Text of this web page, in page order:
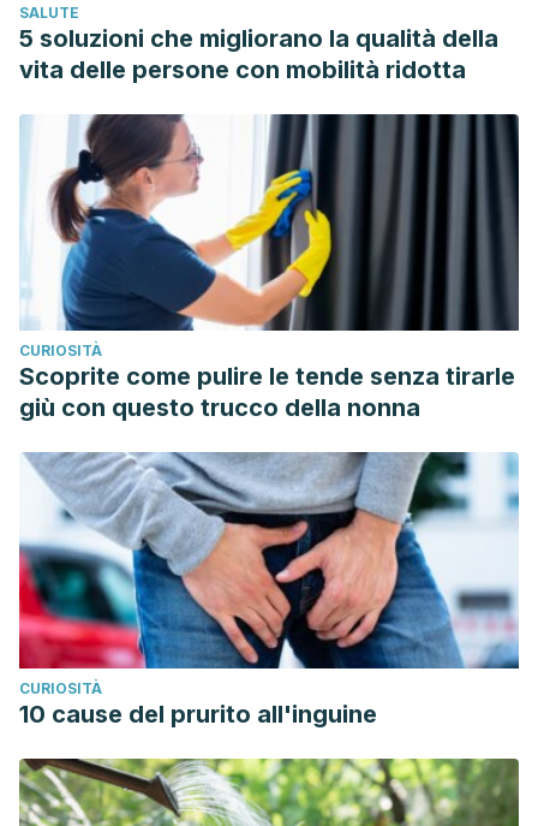
999.
Bedolla-Barajas M, Valdez-López F, Arceo-Barba J, et al.
Frecuencia de sensibilización a pólenes de la subclase
Rosidae en pacientes con alergia respiratoria. Revista
Alergia México. 2014; 61(4): 327-335.
Calzada Ricote D. Alergia al polen de olivo: potencial
terapéutico de péptidos definidos a partir de su alérgeno
principal, Ole e 1. Madrid: Universidad Complutense, 2015.
Cosmes Martín P, Moreno Ancillo A, Domínguez Noche C,
et al. Sensibilización a polen de castaño y polinosis en el
norte de Extremadura. Allergologia et Immunopathologia.
2005; 33(3):145 – 150.
Galindo H, Girón K, Pedroza A. Reacciones cruzadas.
Alergia, abedul y alimentos. Alergia, asma e Inmunología
pediátrica. 2007; 16(1): 25-28.
Gastaminza Lasarte G. Alergia al polen de pino: ¿solo en
Euskadi? Sancho El Sabio. 2003: 18: 105-118.
González-Mancebo E González de Olano D, Trujillo M, et
al. Prevalence of sensitization to lipid transfer proteins and
profi lins in a population of 430 patients in the south of
Madrid. J Investig Allergol Clin Immunol. 2011; 21(4): 278-
282.
Nitiu1 D, Mallo A, Medina I, Parisi C. Atlas de pólenes
alergénicos de Buenos Aires, Argentina. Archivos de
SALUTE
5 soluzioni che migliorano la qualità della
vita delle persone con mobilità ridotta
CURIOSITÀ
Scoprite come pulire le tende senza tirarle
giù con questo trucco della nonna
CURIOSITÀ
10 cause del prurito all'inguine